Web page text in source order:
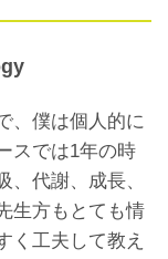
、僕は個人的に
スでは1年の時
代謝、成長、
生方もとても情
く工夫して教え